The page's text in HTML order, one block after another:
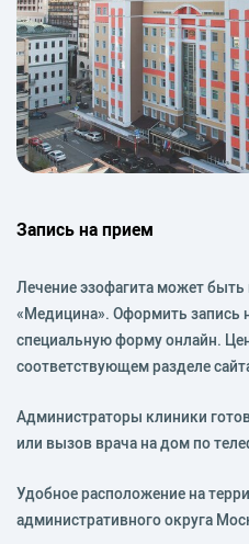
Запись на прием
Лечение эзофагита может
«Медицина». Оформить запись
специальную форму онлайн.
соответствующем разделе
Администраторы клиники
или вызов врача на дом по
Удобное расположение на
административного округа